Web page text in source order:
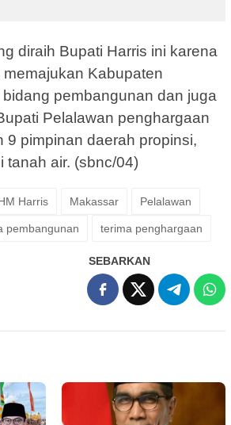
diraih Bupati Harris ini karena
Kabupaten
pembangunan dan juga
Pelalawan penghargaan
9 pimpinan daerah propinsi,
tanah air. (sbnc/04)
Harris Makassar Pelalawan
pembangunan terima penghargaan
SEBARKAN